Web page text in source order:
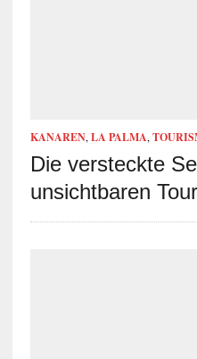
KANAREN, LA PALMA,
Die versteckte
unsichtbaren